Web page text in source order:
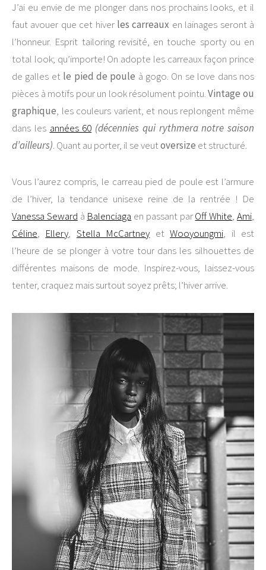
J’ai eu envie de me plonger dans nos prochains looks, et il
faut avouer que cet hiver les carreaux en lainages seront à
l’honneur. Esprit tailoring revisité, en touche sporty ou en
total look; qu’importe! On adopte les carreaux façon prince
de galles et le pied de poule à gogo. On se love dans nos
pièces à motifs pour un look résolument pointu.Vintage ou
graphique, les couleurs varient, et nous replongent même
dans les années 60 (décennies qui rythmera notre saison
d’ailleurs). Quant au porter, il se veutoversize et structuré.
Vous l’aurez compris, le carreau pied de poule est l’armure
de l’hiver, la tendance unisexe reine de la rentrée ! De
Vanessa Seward à Balenciaga en passant parOff White,Ami,
Céline, Ellery, Stella McCartney etWooyoungmi, il est
l’heure de se plonger à votre tour dans les silhouettes de
différentes maisons de mode. Inspirez-vous, laissez-vous
tenter, craquez mais surtout soyez prêts; l’hiver arrive.